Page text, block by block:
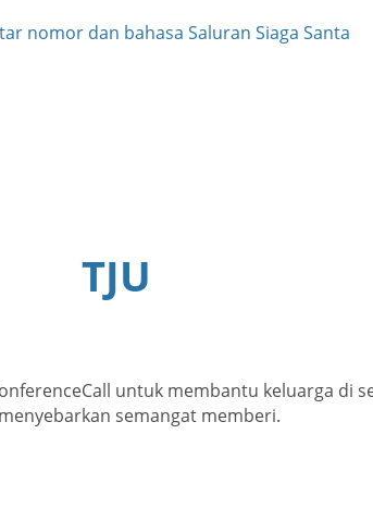
nomor dan bahasa Saluran Siaga Santa
TJU
untuk membantu keluarga di
semangat memberi.